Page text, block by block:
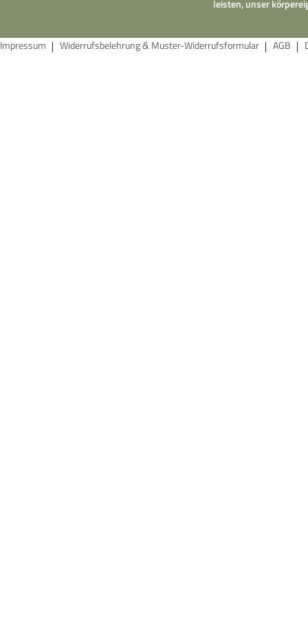
leisten, unser
Impressum Widerrufsbelehrung & Muster-Widerrufsformular AGB